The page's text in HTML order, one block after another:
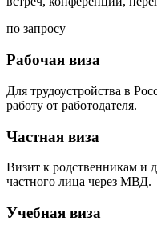
по запросу
Рабочая виза
Для трудоустройства в
работу от работодателя.
Частная виза
Визит к родственникам и
частного лица через МВД.
Учебная виза